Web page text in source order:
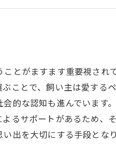
きしめて：個別ペット火
る最後の愛：今治市の個別
とがますます重要視さ
ことで、飼い主は愛する
的な認知も進んでいます
るサポートがあるため、
出を大切にする手段と